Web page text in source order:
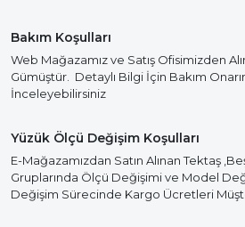
Bakım Koşulları
Web Mağazamız ve Satış Ofisimizden
Gümüştür. Detaylı Bilgi İçin Bakım
İnceleyebilirsiniz
Yüzük Ölçü Değişim Koşulları
E-Mağazamızdan Satın Alınan Tektaş
Gruplarında Ölçü Değişimi ve Model
Değişim Sürecinde Kargo Ücretleri